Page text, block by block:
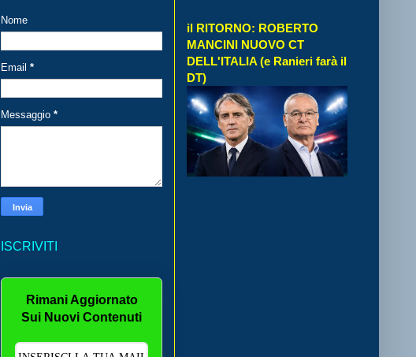
Nome
Email *
Messaggio *
ISCRIVITI
Rimani Aggiornato
Sui Nuovi Contenuti
il RITORNO: ROBERTO
MANCINI NUOVO CT
DELL'ITALIA (e Ranieri farà il
DT)